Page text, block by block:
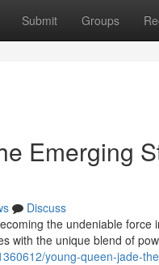
Submit Groups
Emerging
Discuss
the undeniable
with the unique blend of
young-queen-jade-